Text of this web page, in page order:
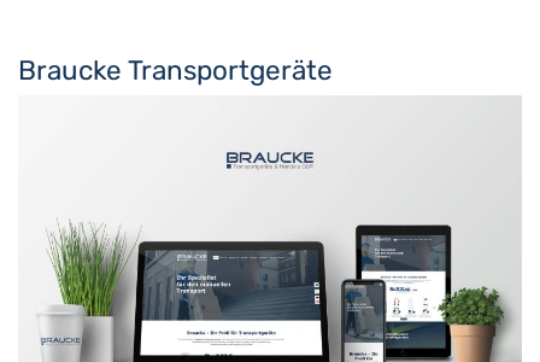
Braucke Transportgeräte